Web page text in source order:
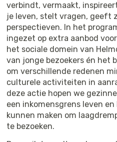
verbindt, vermaakt,
je leven, stelt vragen, geeft
perspectieven. In het
ingezet op extra aanbod
het sociale domein van
van jonge bezoekers én het
om verschillende redenen
culturele activiteiten in
deze actie hopen we
een inkomensgrens leven
kunnen maken om
te bezoeken.